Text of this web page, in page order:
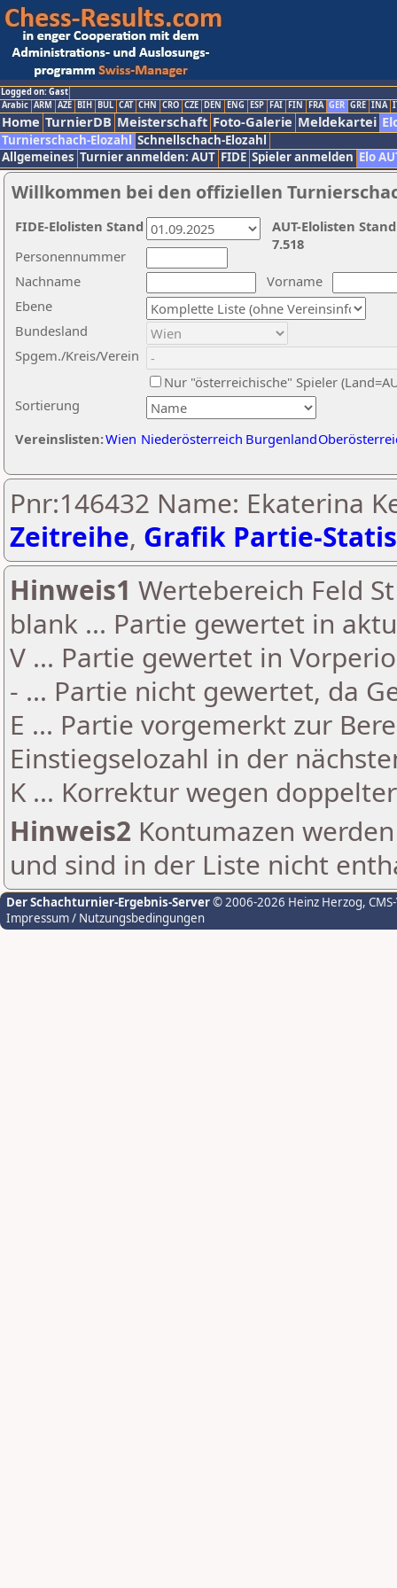
Logged on: Gast
Arabic ARM AZE BIH BUL CAT CHN CRO CZE DEN ENG ESP FAI FIN FRA GER GRE INA
Home TurnierDB Meisterschaft Foto-Galerie Meldekartei
Turnierschach-Elozahl Schnellschach-Elozahl
Allgemeines Turnier anmelden: AUT FIDE Spieler anmelden Elo
Willkommen bei den offiziellen
Nachname
Vorname
Ebene
Sortierung
Personennummer
Bundesland
Spgem./Kreis/Verein
Nur "österreichische" Spieler
Vereinslisten:Wien Niederösterreich Burgenland
AUT-Elolisten
7.518
FIDE-Elolisten Stand
Pnr:146432 Name: Ekaterina
Zeitreihe, Grafik Partie-
Hinweis1 Wertebereich Feld
blank ... Partie gewertet in
V ... Partie gewertet in
- ... Partie nicht gewertet, da
E ... Partie vorgemerkt zur
Einstiegselozahl in der
K ... Korrektur wegen
Hinweis2 Kontumazen
und sind in der Liste nicht
Der Schachturnier-Ergebnis-Server© 2006-2026 Heinz Herzog,
Impressum / Nutzungsbedingungen